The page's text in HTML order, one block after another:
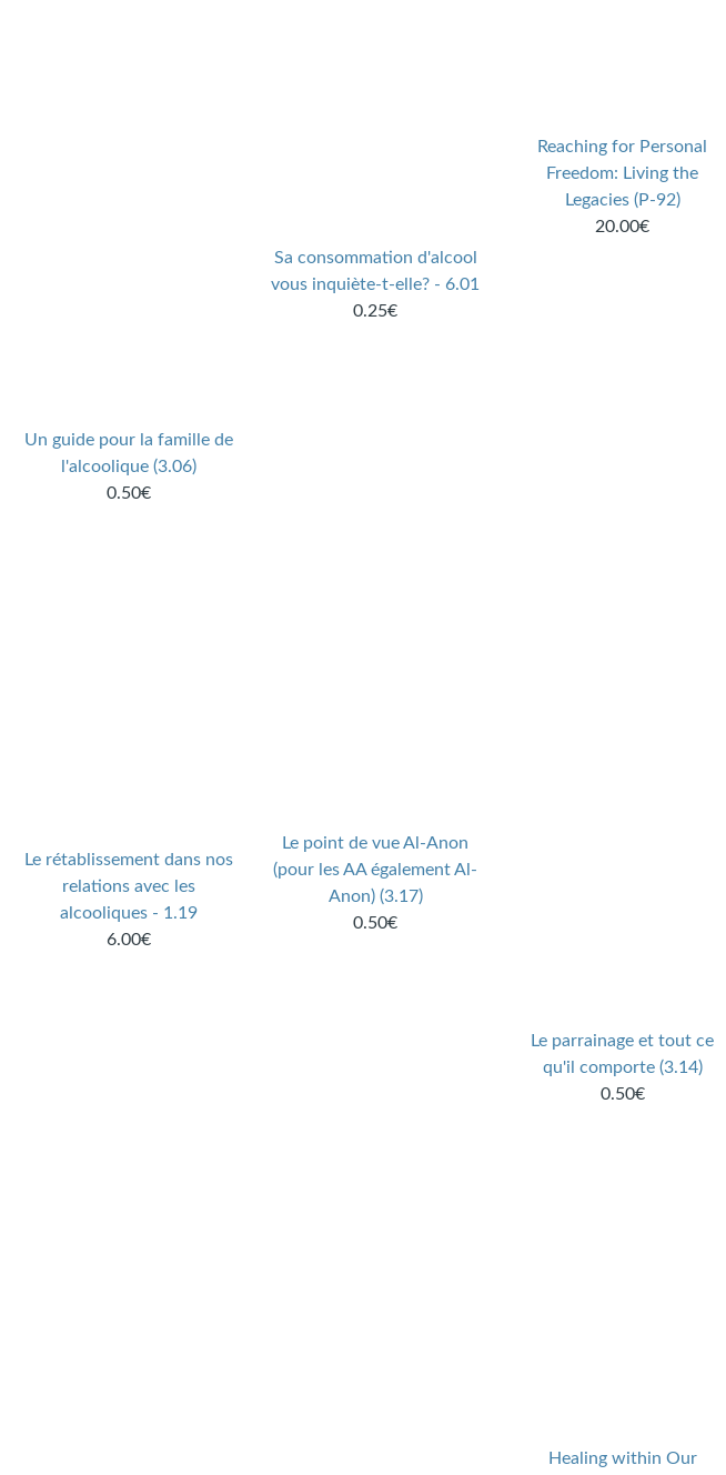
Un guide pour la famille de
l'alcoolique (3.06)
0.50€
Sa consommation d'alcool
vous inquiète-t-elle? - 6.01
0.25€
Reaching for Personal
Freedom: Living the
Legacies (P-92)
20.00€
Le rétablissement dans nos
relations avec les
alcooliques - 1.19
6.00€
Le point de vue Al-Anon
(pour les AA également Al-
Anon) (3.17)
0.50€
Le parrainage et tout ce
qu'il comporte (3.14)
0.50€
Healing within Our